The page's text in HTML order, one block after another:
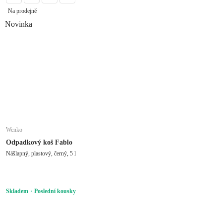
Na prodejně
Novinka
Wenko
Odpadkový koš Fablo
Nášlapný, plastový, černý, 5 l
Skladem Poslední kousky